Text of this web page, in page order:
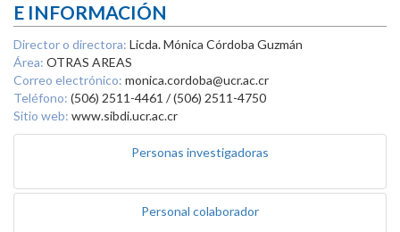
E INFORMACIÓN
Director o directora: Licda. Mónica Córdoba Guzmán
Área: OTRAS AREAS
Correo electrónico: monica.cordoba@ucr.ac.cr
Teléfono: (506) 2511-4461 / (506) 2511-4750
Sitio web: www.sibdi.ucr.ac.cr
Personas investigadoras
Personal colaborador